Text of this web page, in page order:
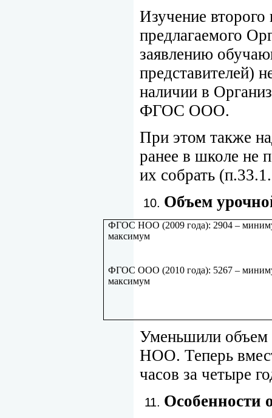
Изучение второго
предлагаемого
заявлению
представителей)
наличии в
ФГОС ООО.
При этом также
ранее в школе не
их собрать
Объем
ФГОС НОО (2009 года): 2904 –
максимум
ФГОС ООО (2010 года): 5267 –
максимум
Уменьшили объем
НОО. Теперь
часов за четыре
Особенности